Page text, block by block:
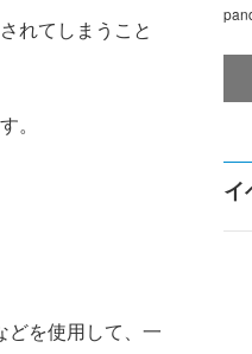
れてしまうこと
。
どを使用して、一
イ